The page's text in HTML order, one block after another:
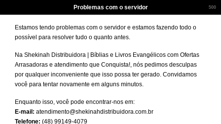
Problemas com o servidor 500
Estamos tendo problemas com o servidor e estamos fazendo todo o
possível para resolver tudo o quanto antes.
Na Shekinah Distribuidora | Bíblias e Livros Evangélicos com Ofertas
Arrasadoras e atendimento que Conquista!, nós pedimos desculpas
por qualquer inconveniente que isso possa ter gerado. Convidamos
você para tentar novamente em alguns minutos.
Enquanto isso, você pode encontrar-nos em:
E-mail: atendimento@shekinahdistribuidora.com.br
Telefone: (48) 99149-4079